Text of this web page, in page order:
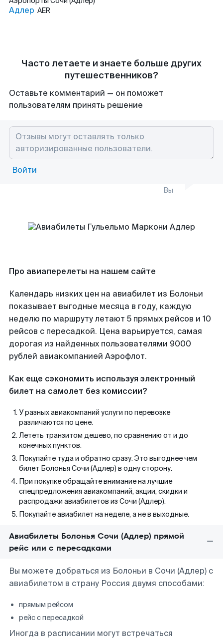
Адлер AER
Часто летаете и знаете больше других
путешественников?
Оставьте комментарий — он поможет
пользователям принять решение
Войти
Вы
Про авиаперелеты на нашем сайте
Календарь низких цен на авиабилет из Болоньи
показывает выгодные месяца в году, каждую
неделю по маршруту летают 5 прямых рейсов и 10
рейсов с пересадкой. Цена варьируется, самая
дорогая из найденных пользователями 9000
рублей авиакомпанией Аэрофлот.
Как еще сэкономить используя электронный
билет на самолет без комиссии?
У разных авиакомпаний услуги по перевозке
различаются по цене.
Лететь транзитом дешево, по сравнению от и до
конечных пунктов.
Покупайте туда и обратно сразу. Это выгоднее чем
билет Болонья Сочи (Адлер) в одну сторону.
При покупке обращайте внимание на лучшие
спецпредложения авиакомпаний, акции, скидки и
распродажи авиабилетов из Сочи (Адлер).
Покупайте авиабилет на неделе, а не в выходные.
Авиабилеты Болонья Сочи (Адлер) прямой
рейс или с пересадками
Вы можете добраться из Болоньи в Сочи (Адлер) с
авиабилетом в страну Россия двумя способами:
прямым рейсом
рейс с пересадкой
Иногда в расписании могут встречаться